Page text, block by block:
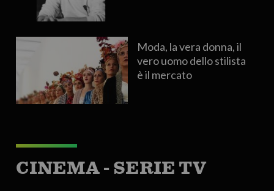
Moda, la vera donna, il
vero uomo dello stilista
è il mercato
CINEMA - SERIE TV